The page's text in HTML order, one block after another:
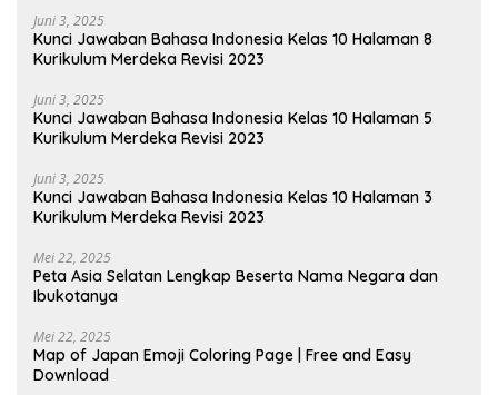
Juni 3, 2025
Kunci Jawaban Bahasa Indonesia Kelas 10 Halaman 8
Kurikulum Merdeka Revisi 2023
Juni 3, 2025
Kunci Jawaban Bahasa Indonesia Kelas 10 Halaman 5
Kurikulum Merdeka Revisi 2023
Juni 3, 2025
Kunci Jawaban Bahasa Indonesia Kelas 10 Halaman 3
Kurikulum Merdeka Revisi 2023
Mei 22, 2025
Peta Asia Selatan Lengkap Beserta Nama Negara dan
Ibukotanya
Mei 22, 2025
Map of Japan Emoji Coloring Page | Free and Easy
Download